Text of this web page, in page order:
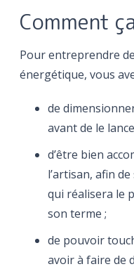
Comment
Pour entreprendre
énergétique, vous
de
avant de le
d’être bien
l’artisan, afin
qui réalisera le
son terme ;
de pouvoir
avoir à faire de